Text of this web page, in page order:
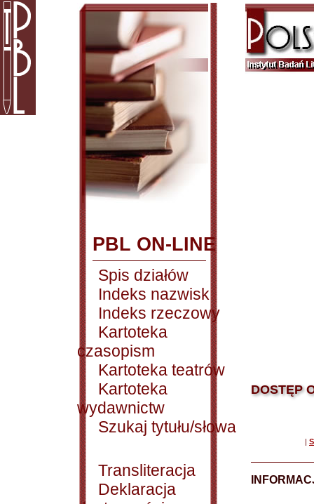
PBL ON-LINE
Spis działów
Indeks nazwisk
Indeks rzeczowy
Kartoteka
czasopism
Kartoteka teatrów
Kartoteka
wydawnictw
Szukaj tytułu/słowa
Transliteracja
Deklaracja
DOSTĘP
|